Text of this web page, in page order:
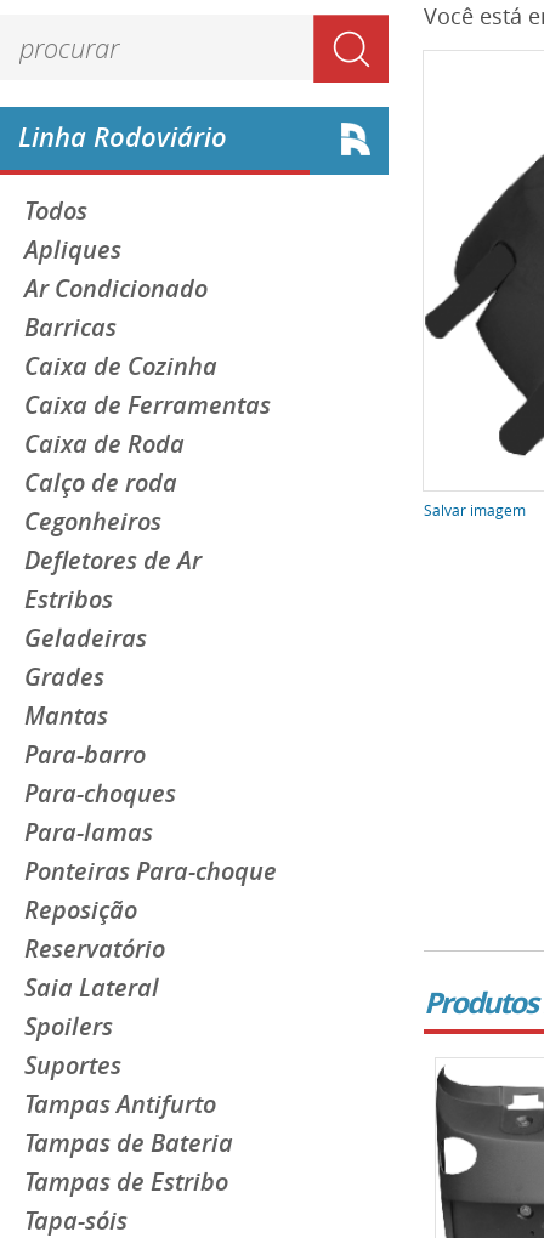
Linha Rodoviário
Todos
Apliques
Ar Condicionado
Barricas
Caixa de Cozinha
Caixa de Ferramentas
Caixa de Roda
Calço de roda
Cegonheiros
Defletores de Ar
Estribos
Geladeiras
Grades
Mantas
Para-barro
Para-choques
Para-lamas
Ponteiras Para-choque
Reposição
Reservatório
Saia Lateral
Spoilers
Suportes
Tampas Antifurto
Tampas de Bateria
Tampas de Estribo
Tapa-sóis
Você está
Salvar imagem
Produtos